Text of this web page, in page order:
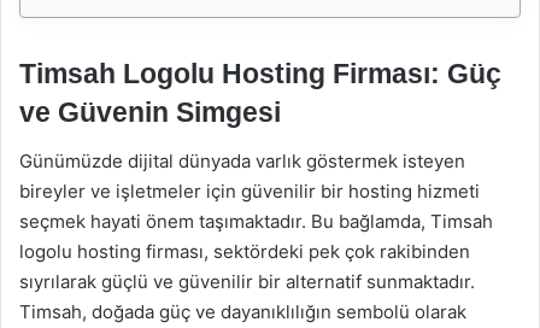
Timsah Logolu Hosting Firması: Güç
ve Güvenin Simgesi
Günümüzde dijital dünyada varlık göstermek isteyen
bireyler ve işletmeler için güvenilir bir hosting hizmeti
seçmek hayati önem taşımaktadır. Bu bağlamda, Timsah
logolu hosting firması, sektördeki pek çok rakibinden
sıyrılarak güçlü ve güvenilir bir alternatif sunmaktadır.
Timsah, doğada güç ve dayanıklılığın sembolü olarak